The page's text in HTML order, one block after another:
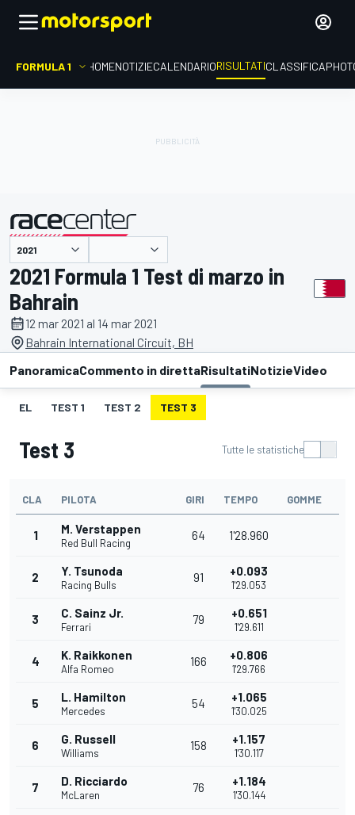
FORMULA 1 HOMENOTIZIECALENDARIORISULTATICLASSIFICA
presentato da
2021 Formula 1 Test di marzo in
Bahrain
12 mar 2021 al 14 mar 2021
Bahrain International Circuit, BH
PanoramicaCommento in direttaRisultatiNotizieVideo
EL TEST 1 TEST 2 TEST 3
Test 3 Tutte le statistiche
CLA PILOTA GIRI TEMPO GOMME
1 M. Verstappen
Red Bull Racing
64 1'28.960
2 Y. Tsunoda
Racing Bulls
91 +0.093
1'29.053
3 C. Sainz Jr.
Ferrari
79 +0.651
1'29.611
4 K. Raikkonen
Alfa Romeo
166 +0.806
1'29.766
5 L. Hamilton
Mercedes
54 +1.065
1'30.025
6 G. Russell
Williams
158 +1.157
1'30.117
7 D. Ricciardo
McLaren
76 +1.184
1'30.144